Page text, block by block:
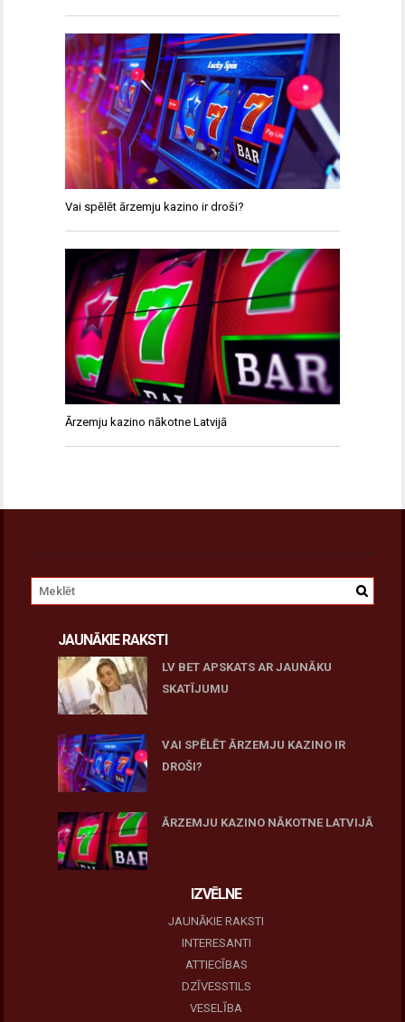
Vai spēlēt ārzemju kazino ir droši?
Ārzemju kazino nākotne Latvijā
JAUNĀKIE RAKSTI
LV BET APSKATS AR JAUNĀKU
SKATĪJUMU
VAI SPĒLĒT ĀRZEMJU KAZINO IR
DROŠI?
ĀRZEMJU KAZINO NĀKOTNE LATVIJĀ
IZVĒLNE
JAUNĀKIE RAKSTI
INTERESANTI
ATTIECĪBAS
DZĪVESSTILS
VESELĪBA